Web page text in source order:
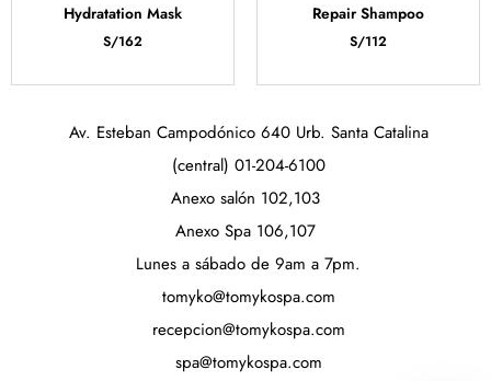
Hydratation Mask
S/162
Repair Shampoo
S/112
Av. Esteban Campodónico 640 Urb. Santa Catalina
(central) 01-204-6100
Anexo salón 102,103
Anexo Spa 106,107
Lunes a sábado de 9am a 7pm.
tomyko@tomykospa.com
recepcion@tomykospa.com
spa@tomykospa.com